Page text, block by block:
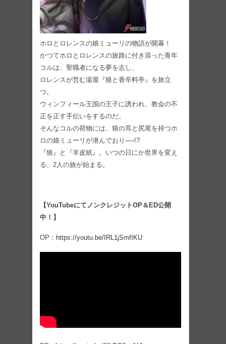
ホロとロレンスの娘ミューリの物語が開幕！
かつてホロとロレンスの旅路に付き添った⻘年
コルは、聖職者になる夢を志し、
ロレンスが営む湯屋『狼と香辛料亭』を旅立
つ。
ウィンフィール王国の王子に誘われ、教会の不
正を正す手伝いをするのだ。
そんなコルの荷物には、狼の耳と尻尾を持つホ
ロの娘ミューリが潜んでおり──!?
『狼』と『羊皮紙』。いつの日にか世界を変え
る、2人の旅が始まる。
【YouTubeにてノンクレジットOP＆ED公開
中！】
OP： https://youtu.be/IRL1jSmfIKU